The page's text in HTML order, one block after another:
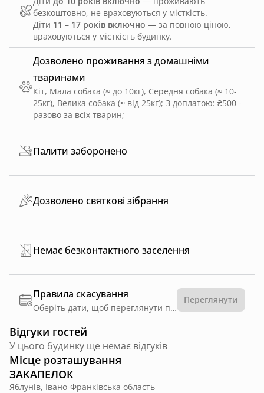
Дозволено проживання з домашніми
тваринами
Кіт, Мала собака (≈ до 10кг), Середня собака (≈ 10-
25кг), Велика собака (≈ від 25кг); З доплатою: ₴500 -
разово за всіх тварин;
безкоштовно, не враховуються у місткість.
Діти 11 – 17 років включно — за повною ціною,
враховуються у місткість будинку.
Палити заборонено
Дозволено святкові зібрання
Немає безконтактного заселення
Правила скасування
Оберіть дати, щоб переглянути правила
Переглянути
Відгуки гостей
У цього будинку ще немає відгуків
Місце розташування
ЗАКАПЕЛОК
Яблунів, Івано-Франківська область